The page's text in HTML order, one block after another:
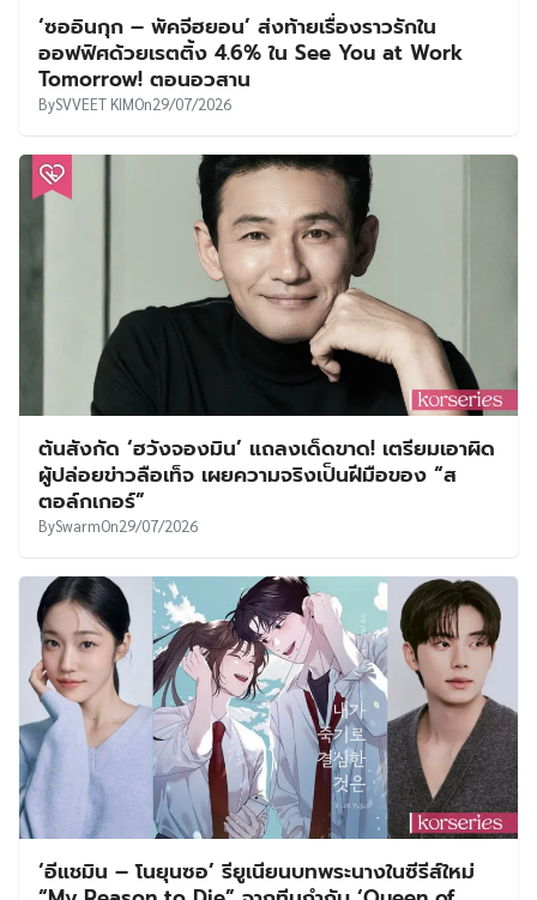
‘ซออินกุก – พัคจีฮยอน’ ส่งท้ายเรื่องราวรักใน
ออฟฟิศด้วยเรตติ้ง 4.6% ใน See You at Work
Tomorrow! ตอนอวสาน
BySVVEET KIMOn29/07/2026
ต้นสังกัด ‘ฮวังจองมิน’ แถลงเด็ดขาด! เตรียมเอาผิด
ผู้ปล่อยข่าวลือเท็จ เผยความจริงเป็นฝีมือของ “ส
ตอล์กเกอร์”
BySwarmOn29/07/2026
‘อีแชมิน – โนยุนซอ’ รียูเนียนบทพระนางในซีรีส์ใหม่